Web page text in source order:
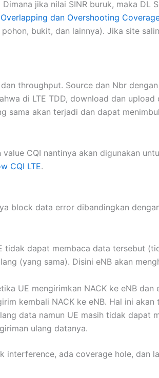
Dimana jika nilai SINR buruk, maka DL
Overlapping dan Overshooting
bukit, dan lainnya). Jika site
throughput. Source dan Nbr
di LTE TDD, download dan
sama akan terjadi dan dapat
CQI nantinya akan digunakan
CQI LTE.
block data error dibandingkan
tidak dapat membaca data tersebut
(yang sama). Disini eNB akan
UE mengirimkan NACK ke eNB
kembali NACK ke eNB. Hal ini akan
data namun UE masih tidak dapat
ulang datanya.
ada coverage hole, dan